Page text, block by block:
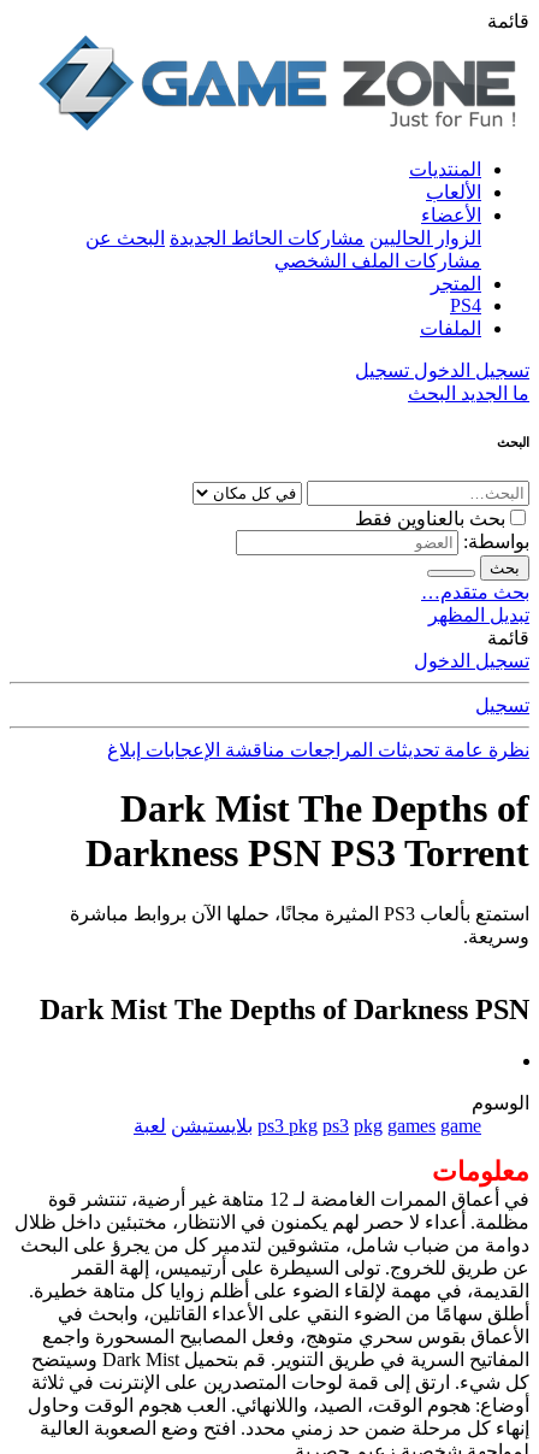
قائمة
المنتديات
الألعاب
الأعضاء
الزوار الحاليين مشاركات الحائط الجديدة البحث عن
مشاركات الملف الشخصي
المتجر
PS4
الملفات
تسجيل الدخول تسجيل
ما الجديد البحث
البحث
بحث بالعناوين فقط
بواسطة:
بحث
بحث متقدم…
تبديل المظهر
قائمة
تسجيل الدخول
تسجيل
نظرة عامة تحديثات المراجعات مناقشة الإعجابات إبلاغ
Dark Mist The Depths of
Darkness PSN PS3 Torrent
استمتع بألعاب PS3 المثيرة مجانًا، حملها الآن بروابط مباشرة
وسريعة.
Dark Mist The Depths of Darkness PSN
الوسوم
game
games
pkg
ps3
ps3 pkg بلايستيشن لعبة
معلومات
في أعماق الممرات الغامضة لـ 12 متاهة غير أرضية، تنتشر قوة
مظلمة. أعداء لا حصر لهم يكمنون في الانتظار، مختبئين داخل ظلال
دوامة من ضباب شامل، متشوقين لتدمير كل من يجرؤ على البحث
عن طريق للخروج. تولى السيطرة على أرتيميس، إلهة القمر
القديمة، في مهمة لإلقاء الضوء على أظلم زوايا كل متاهة خطيرة.
أطلق سهامًا من الضوء النقي على الأعداء القاتلين، وابحث في
الأعماق بقوس سحري متوهج، وفعل المصابيح المسحورة واجمع
المفاتيح السرية في طريق التنوير. قم بتحميل Dark Mist وسيتضح
كل شيء. ارتق إلى قمة لوحات المتصدرين على الإنترنت في ثلاثة
أوضاع: هجوم الوقت، الصيد، واللانهائي. العب هجوم الوقت وحاول
إنهاء كل مرحلة ضمن حد زمني محدد. افتح وضع الصعوبة العالية